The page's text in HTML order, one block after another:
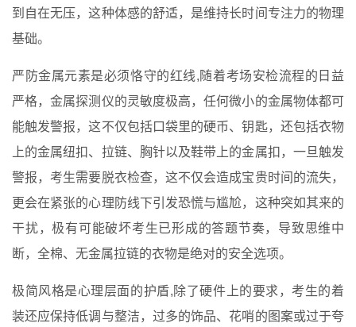
到自在无压，这种体感的舒适，是维持长时间专注力的物理
基础。
严防金属元素是必须恪守的红线,随着考场安检流程的日益
严格，金属探测仪的灵敏度极高，任何微小的金属物体都可
能触发警报，这不仅包括口袋里的硬币、钥匙，还包括衣物
上的金属纽扣、拉链、胸针以及鞋带上的金属扣，一旦触发
警报，考生需要脱衣检查，这不仅会造成宝贵时间的流失，
更会在紧张的心理防线下引发恐慌与尴尬，这种突如其来的
干扰，极有可能破坏考生已形成的答题节奏，导致思维中
断，全棉、无金属拉链的衣物是绝对的安全选项。
极简风格是心理层面的护盾,除了硬件上的要求，考生的着
装还应保持低调与整洁，过多的饰品、花哨的图案或过于夸